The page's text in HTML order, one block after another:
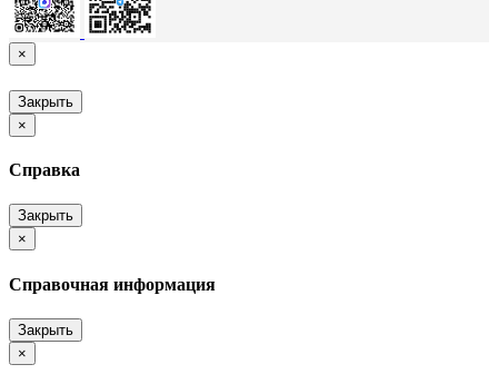
×
Закрыть
×
Справка
Закрыть
×
Справочная информация
Закрыть
×